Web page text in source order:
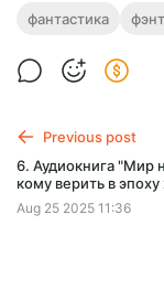
7.
Полная версия.
Фантастика
без рекламы и
фантастика
Previous post
6. Аудиокнига "Мир
кому верить в эпоху
Aug 25 2025 11:36